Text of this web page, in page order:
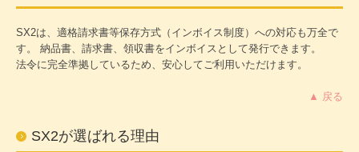
SX2は、適格請求書等保存方式（インボイス制度）への対応も万全で
す。 納品書、請求書、領収書をインボイスとして発行できます。
法令に完全準拠しているため、安心してご利用いただけます。
▲ 戻る
SX2が選ばれる理由